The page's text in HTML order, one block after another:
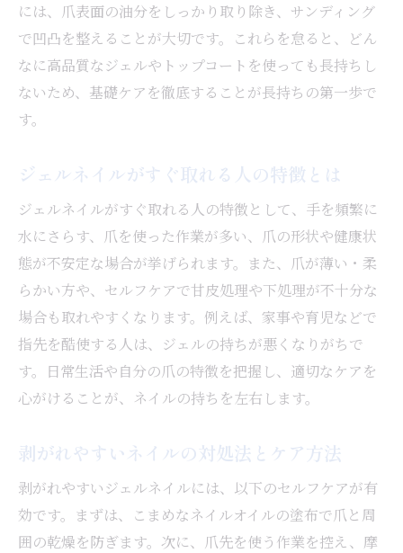
には、爪表面の油分をしっかり取り除き、サンディング
で凹凸を整えることが大切です。これらを怠ると、どん
なに高品質なジェルやトップコートを使っても長持ちし
ないため、基礎ケアを徹底することが長持ちの第一歩で
す。
ジェルネイルがすぐ取れる人の特徴とは
ジェルネイルがすぐ取れる人の特徴として、手を頻繁に
水にさらす、爪を使った作業が多い、爪の形状や健康状
態が不安定な場合が挙げられます。また、爪が薄い・柔
らかい方や、セルフケアで甘皮処理や下処理が不十分な
場合も取れやすくなります。例えば、家事や育児などで
指先を酷使する人は、ジェルの持ちが悪くなりがちで
す。日常生活や自分の爪の特徴を把握し、適切なケアを
心がけることが、ネイルの持ちを左右します。
剥がれやすいネイルの対処法とケア方法
剥がれやすいジェルネイルには、以下のセルフケアが有
効です。まずは、こまめなネイルオイルの塗布で爪と周
囲の乾燥を防ぎます。次に、爪先を使う作業を控え、摩